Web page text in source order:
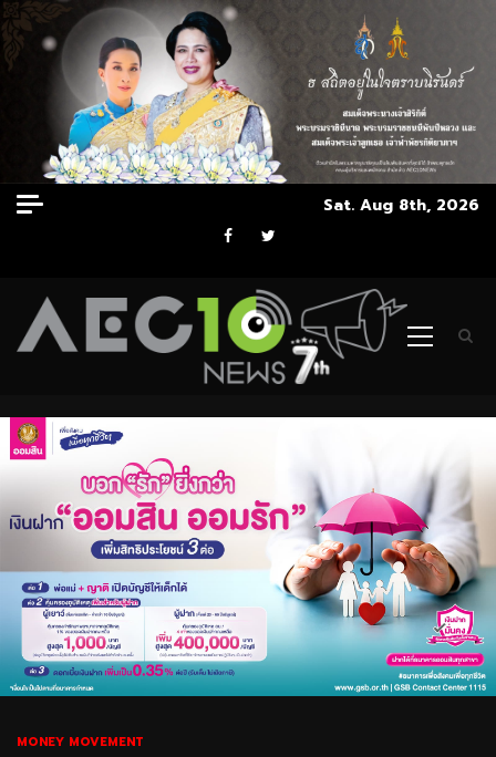
Skip
to
Sat. Aug 8th, 2026
Facebook
Twitter
Primary
MONEY MOVEMENT